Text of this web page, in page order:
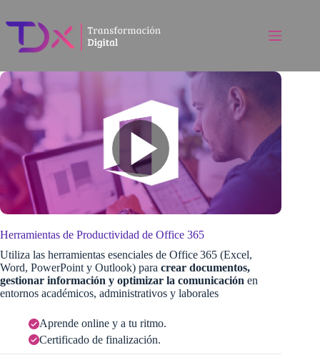
contenido
Herramientas de Productividad de Office 365
Utiliza las herramientas esenciales de Office 365 (Excel,
Word, PowerPoint y Outlook) para crear documentos,
gestionar información y optimizar la comunicación en
entornos académicos, administrativos y laborales
Aprende online y a tu ritmo.
Certificado de finalización.